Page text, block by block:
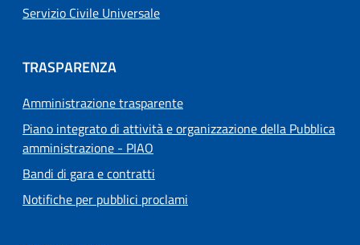
Servizio Civile Universale
TRASPARENZA
Amministrazione trasparente
Piano integrato di attività e organizzazione della Pubblica
amministrazione - PIAO
Bandi di gara e contratti
Notifiche per pubblici proclami